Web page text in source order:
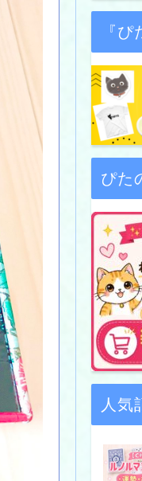
『
ぴた
人気